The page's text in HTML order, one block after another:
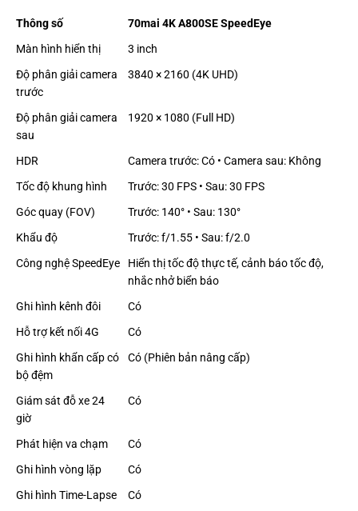
Thông số
70mai 4K A800SE SpeedEye
Màn hình hiển thị
3 inch
Độ phân giải camera
trước
3840 × 2160 (4K UHD)
Độ phân giải camera
sau
1920 × 1080 (Full HD)
HDR
Camera trước: Có • Camera sau: Không
Tốc độ khung hình
Trước: 30 FPS • Sau: 30 FPS
Góc quay (FOV)
Trước: 140° • Sau: 130°
Khẩu độ
Trước: f/1.55 • Sau: f/2.0
Công nghệ SpeedEye
Hiển thị tốc độ thực tế, cảnh báo tốc độ,
nhắc nhở biển báo
Ghi hình kênh đôi
Có
Hỗ trợ kết nối 4G
Có
Ghi hình khẩn cấp có
bộ đệm
Có (Phiên bản nâng cấp)
Giám sát đỗ xe 24
giờ
Có
Phát hiện va chạm
Có
Ghi hình vòng lặp
Có
Ghi hình Time-Lapse
Có